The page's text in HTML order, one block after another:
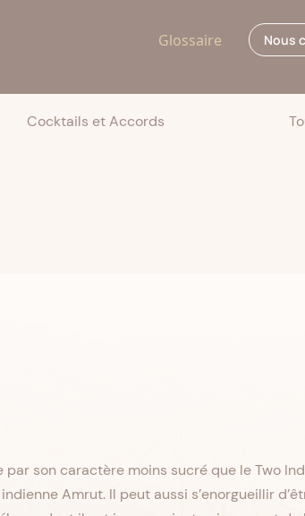
Glossaire Nous
Cocktails et Accords
son caractère moins sucré que le Two
Amrut. Il peut aussi s’enorgueillir